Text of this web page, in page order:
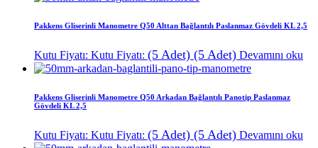
Pakkens Gliserinli Manometre Q50 Alttan Bağlantılı Paslanmaz Gövdeli KL 2,5
Kutu Fiyatı: Kutu Fiyatı: (5 Adet) (5 Adet) Devamını oku
Pakkens Gliserinli Manometre Q50 Arkadan Bağlantılı Panotip Paslanmaz
Gövdeli KL 2,5
Kutu Fiyatı: Kutu Fiyatı: (5 Adet) (5 Adet) Devamını oku